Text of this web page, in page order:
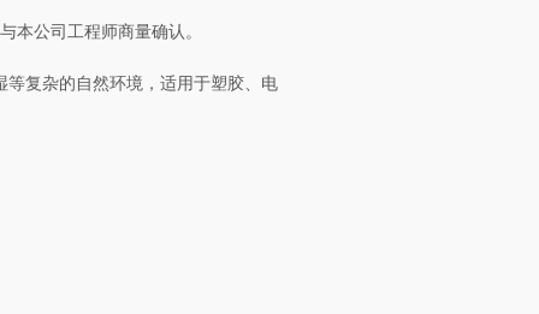
本公司工程师商量确认。
复杂的自然环境，适用于塑胶、电